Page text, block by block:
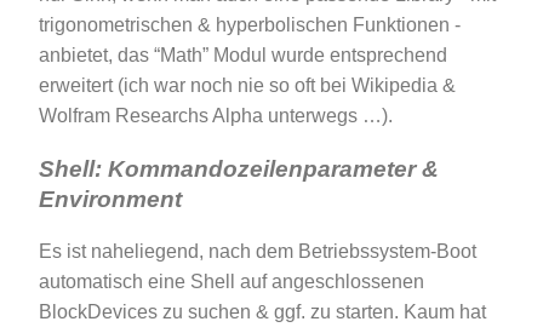
trigonometrischen & hyperbolischen Funktionen -
anbietet, das “Math” Modul wurde entsprechend
erweitert (ich war noch nie so oft bei Wikipedia &
Wolfram Researchs Alpha unterwegs …).
Shell: Kommandozeilenparameter &
Environment
Es ist naheliegend, nach dem Betriebssystem-Boot
automatisch eine Shell auf angeschlossenen
BlockDevices zu suchen & ggf. zu starten. Kaum hat